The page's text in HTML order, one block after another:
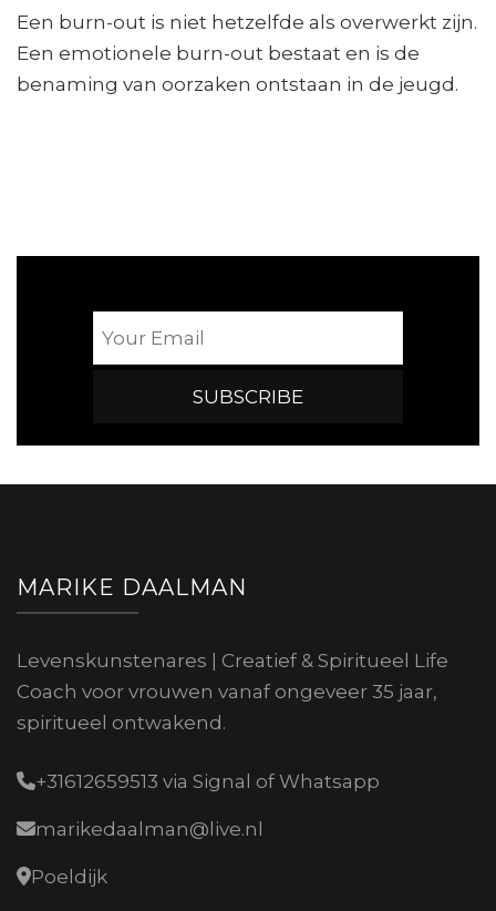
Een burn-out is niet hetzelfde als overwerkt zijn.
Een emotionele burn-out bestaat en is de
benaming van oorzaken ontstaan in de jeugd.
MARIKE DAALMAN
Levenskunstenares | Creatief & Spiritueel Life
Coach voor vrouwen vanaf ongeveer 35 jaar,
spiritueel ontwakend.
+31612659513 via Signal of Whatsapp
marikedaalman@live.nl
Poeldijk